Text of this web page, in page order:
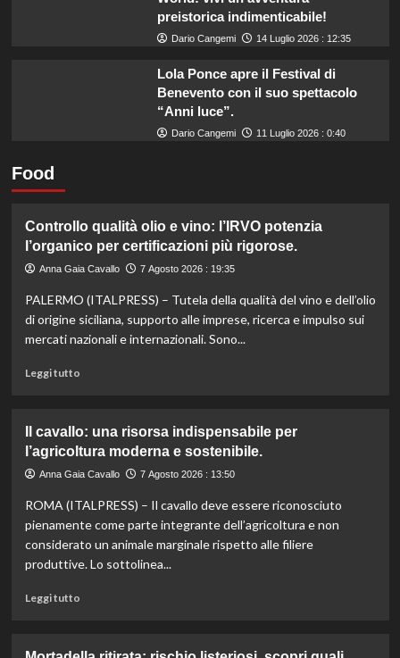
preistorica indimenticabile!
Dario Cangemi 14 Luglio 2026 : 12:35
Lola Ponce apre il Festival di
Benevento con il suo spettacolo
“Anni luce”.
Dario Cangemi 11 Luglio 2026 : 0:40
Food
Controllo qualità olio e vino: l’IRVO potenzia
l’organico per certificazioni più rigorose.
Anna Gaia Cavallo 7 Agosto 2026 : 19:35
PALERMO (ITALPRESS) – Tutela della qualità del vino e dell’olio
di origine siciliana, supporto alle imprese, ricerca e impulso sui
mercati nazionali e internazionali. Sono...
Leggi tuttoLeggi
Controllo
qualità
olio
vino:
l’IRVO
potenzia
per
Il cavallo: una risorsa indispensabile per
l’agricoltura moderna e sostenibile.
Anna Gaia Cavallo 7 Agosto 2026 : 13:50
ROMA (ITALPRESS) – Il cavallo deve essere riconosciuto
pienamente come parte integrante dell’agricoltura e non
considerato un animale marginale rispetto alle filiere
produttive. Lo sottolinea...
Leggi tuttoLeggi